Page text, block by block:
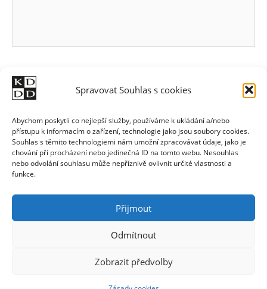
Spravovat Souhlas s cookies
Abychom poskytli co nejlepší služby, používáme k ukládání a/nebo
přístupu k informacím o zařízení, technologie jako jsou soubory cookies.
Souhlas s těmito technologiemi nám umožní zpracovávat údaje, jako je
chování při procházení nebo jedinečná ID na tomto webu. Nesouhlas
nebo odvolání souhlasu může nepříznivě ovlivnit určité vlastnosti a
funkce.
Přijmout
Odmítnout
Zobrazit předvolby